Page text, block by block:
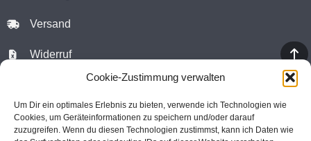
Cookie-Zustimmung verwalten
Um Dir ein optimales Erlebnis zu bieten, verwende ich Technologien wie
Cookies, um Geräteinformationen zu speichern und/oder darauf
zuzugreifen. Wenn du diesen Technologien zustimmst, kann ich Daten wie
Versand
Widerruf
WhatsApp Chat
Kontaktformular